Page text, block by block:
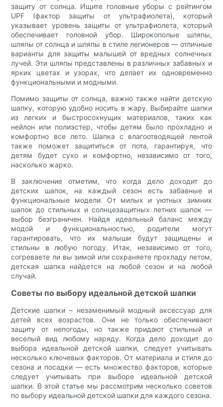
защиту от солнца. Ищите головные уборы с рейтингом
UPF (фактор защиты от ультрафиолета), который
указывает уровень защиты от ультрафиолета, который
обеспечивает головной убор. Широкополые шляпы,
шляпы от солнца и шляпы в стиле легионеров — отличные
варианты для защиты малышей от вредных солнечных
лучей. Эти шляпы представлены в различных забавных и
ярких цветах и ​​узорах, что делает их одновременно
функциональными и модными.
Помимо защиты от солнца, важно также найти детскую
шапку, которую удобно носить в жару. Выбирайте шапки
из легких и быстросохнущих материалов, таких как
нейлон или полиэстер, чтобы детям было прохладно и
комфортно все лето. Шапка с влагоотводящей лентой
также поможет защититься от пота, гарантируя, что
детям будет сухо и комфортно, независимо от того,
насколько жарко.
В заключение отметим, что когда дело доходит до
детских шапок, на каждый сезон есть забавные и
функциональные модели. От милых и уютных зимних
шапок до стильных и солнцезащитных летних шапок —
выбор безграничен. Найдя идеальный баланс между
модой и функциональностью, родители могут
гарантировать, что их малыши будут защищены и
стильны в любую погоду. Итак, независимо от того,
согреваете ли вы зимой или сохраняете прохладу летом,
детская шапка найдется на любой сезон и на любой
случай.
Советы по выбору идеальной детской шапки
Детские шапки – незаменимый модный аксессуар для
детей всех возрастов. Они не только обеспечивают
защиту от непогоды, но также придают стильный и
веселый вид любому наряду. Когда дело доходит до
выбора идеальной детской шапки, следует учитывать
несколько ключевых факторов. От материала и стиля до
сезона и посадки — есть множество факторов, которые
следует учитывать при выборе идеальной детской
шапки. В этой статье мы рассмотрим несколько советов
по выбору идеальной детской шапки для каждого сезона.